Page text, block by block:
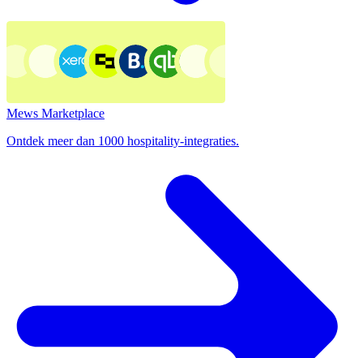
Mews Marketplace
Ontdek meer dan 1000 hospitality-integraties.